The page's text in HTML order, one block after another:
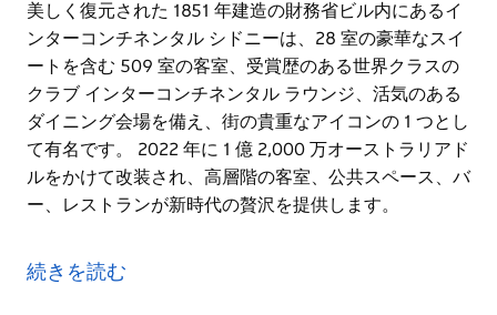
美しく復元された 1851 年建造の財務省ビル内にあるイ
ンターコンチネンタル シドニーは、28 室の豪華なスイ
ートを含む 509 室の客室、受賞歴のある世界クラスの
クラブ インターコンチネンタル ラウンジ、活気のある
ダイニング会場を備え、街の貴重なアイコンの 1 つとし
て有名です。 2022 年に 1 億 2,000 万オーストラリアド
ルをかけて改装され、高層階の客室、公共スペース、バ
ー、レストランが新時代の贅沢を提供します。
沢の極みへようこそ。サーキュラー キーの中心部に位
置するインターコンチネンタル シドニーからは、シド
続きを読む